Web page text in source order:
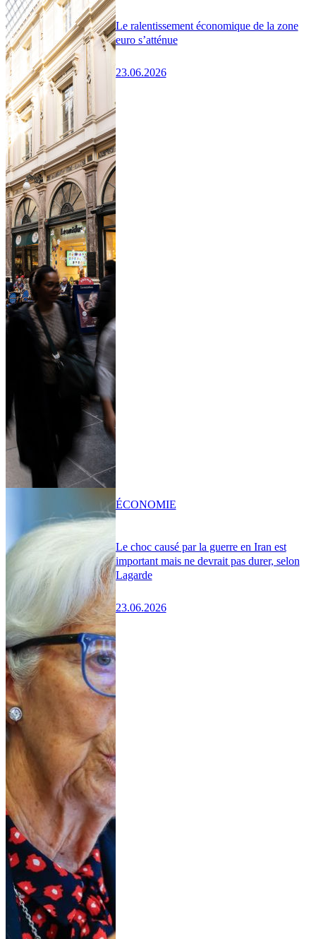
Le ralentissement économique de la zone
euro s’atténue
23.06.2026
Le choc causé par la guerre en Iran est
important mais ne devrait pas durer, selon
Lagarde
23.06.2026
ÉCONOMIE